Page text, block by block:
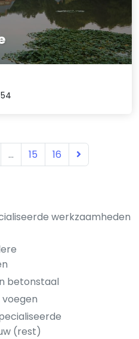
werkzaamheden
betonstaal
voegen
(rest)
... 15 16